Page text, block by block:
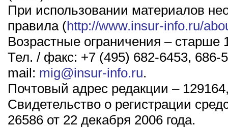
При использовании материалов
правила (http://www.insur-info.ru/
Возрастные ограничения – старше
Тел. / факс: +7 (495) 682-6453, 686-
mail: mig@insur-info.ru.
Почтовый адрес редакции –
Свидетельство о регистрации
26586 от 22 декабря 2006 года.